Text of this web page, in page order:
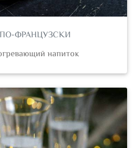
ФРАНЦУЗСКИ
напиток